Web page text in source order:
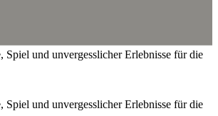
Spiel und unvergesslicher Erlebnisse für die
Spiel und unvergesslicher Erlebnisse für die